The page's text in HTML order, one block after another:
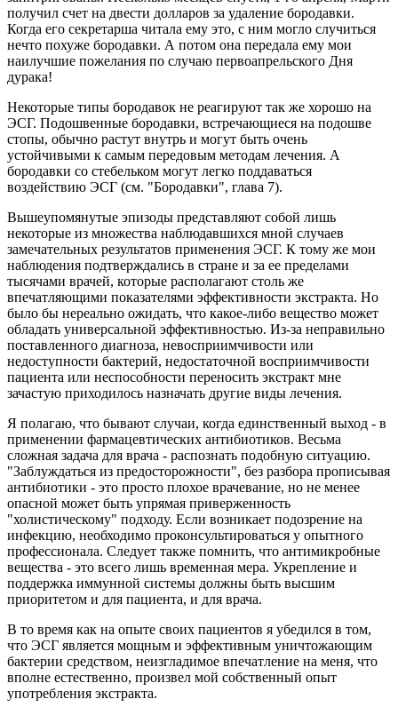
получил счет на двести долларов за удаление бородавки.
Когда его секретарша читала ему это, с ним могло случиться
нечто похуже бородавки. А потом она передала ему мои
наилучшие пожелания по случаю первоапрельского Дня
дурака!
Некоторые типы бородавок не реагируют так же хорошо на
ЭСГ. Подошвенные бородавки, встречающиеся на подошве
стопы, обычно растут внутрь и могут быть очень
устойчивыми к самым передовым методам лечения. А
бородавки со стебельком могут легко поддаваться
воздействию ЭСГ (см. "Бородавки", глава 7).
Вышеупомянутые эпизоды представляют собой лишь
некоторые из множества наблюдавшихся мной случаев
замечательных результатов применения ЭСГ. К тому же мои
наблюдения подтверждались в стране и за ее пределами
тысячами врачей, которые располагают столь же
впечатляющими показателями эффективности экстракта. Но
было бы нереально ожидать, что какое-либо вещество может
обладать универсальной эффективностью. Из-за неправильно
поставленного диагноза, невосприимчивости или
недоступности бактерий, недостаточной восприимчивости
пациента или неспособности переносить экстракт мне
зачастую приходилось назначать другие виды лечения.
Я полагаю, что бывают случаи, когда единственный выход - в
применении фармацевтических антибиотиков. Весьма
сложная задача для врача - распознать подобную ситуацию.
"Заблуждаться из предосторожности", без разбора прописывая
антибиотики - это просто плохое врачевание, но не менее
опасной может быть упрямая приверженность
"холистическому" подходу. Если возникает подозрение на
инфекцию, необходимо проконсультироваться у опытного
профессионала. Следует также помнить, что антимикробные
вещества - это всего лишь временная мера. Укрепление и
поддержка иммунной системы должны быть высшим
приоритетом и для пациента, и для врача.
В то время как на опыте своих пациентов я убедился в том,
что ЭСГ является мощным и эффективным уничтожающим
бактерии средством, неизгладимое впечатление на меня, что
вполне естественно, произвел мой собственный опыт
употребления экстракта.